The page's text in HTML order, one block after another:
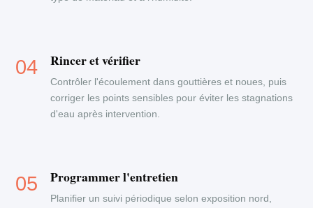
Rincer et vérifier
Contrôler l'écoulement dans gouttières et noues, puis
corriger les points sensibles pour éviter les stagnations
d'eau après intervention.
Programmer l'entretien
Planifier un suivi périodique selon exposition nord,